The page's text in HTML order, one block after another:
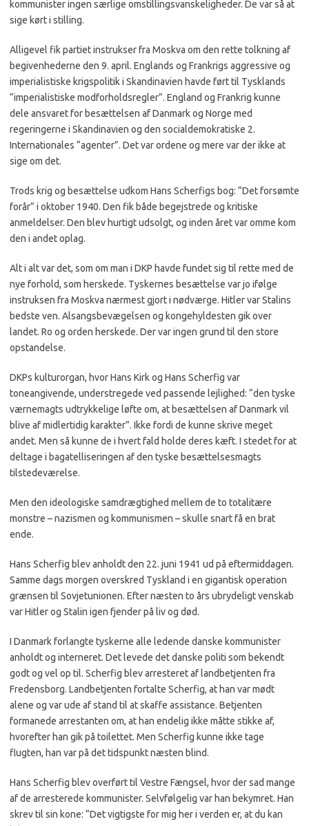
kommunister ingen særlige omstillingsvanskeligheder. De var så at
sige kørt i stilling.
Alligevel fik partiet instrukser fra Moskva om den rette tolkning af
begivenhederne den 9. april. Englands og Frankrigs aggressive og
imperialistiske krigspolitik i Skandinavien havde ført til Tysklands
“imperialistiske modforholdsregler”. England og Frankrig kunne
dele ansvaret for besættelsen af Danmark og Norge med
regeringerne i Skandinavien og den socialdemokratiske 2.
Internationales “agenter”. Det var ordene og mere var der ikke at
sige om det.
Trods krig og besættelse udkom Hans Scherfigs bog: “Det forsømte
forår” i oktober 1940. Den fik både begejstrede og kritiske
anmeldelser. Den blev hurtigt udsolgt, og inden året var omme kom
den i andet oplag.
Alt i alt var det, som om man i DKP havde fundet sig til rette med de
nye forhold, som herskede. Tyskernes besættelse var jo ifølge
instruksen fra Moskva nærmest gjort i nødværge. Hitler var Stalins
bedste ven. Alsangsbevægelsen og kongehyldesten gik over
landet. Ro og orden herskede. Der var ingen grund til den store
opstandelse.
DKPs kulturorgan, hvor Hans Kirk og Hans Scherfig var
toneangivende, understregede ved passende lejlighed: “den tyske
værnemagts udtrykkelige løfte om, at besættelsen af Danmark vil
blive af midlertidig karakter”. Ikke fordi de kunne skrive meget
andet. Men så kunne de i hvert fald holde deres kæft. I stedet for at
deltage i bagatelliseringen af den tyske besættelsesmagts
tilstedeværelse.
Men den ideologiske samdrægtighed mellem de to totalitære
monstre – nazismen og kommunismen – skulle snart få en brat
ende.
Hans Scherfig blev anholdt den 22. juni 1941 ud på eftermiddagen.
Samme dags morgen overskred Tyskland i en gigantisk operation
grænsen til Sovjetunionen. Efter næsten to års ubrydeligt venskab
var Hitler og Stalin igen fjender på liv og død.
I Danmark forlangte tyskerne alle ledende danske kommunister
anholdt og interneret. Det levede det danske politi som bekendt
godt og vel op til. Scherfig blev arresteret af landbetjenten fra
Fredensborg. Landbetjenten fortalte Scherfig, at han var mødt
alene og var ude af stand til at skaffe assistance. Betjenten
formanede arrestanten om, at han endelig ikke måtte stikke af,
hvorefter han gik på toilettet. Men Scherfig kunne ikke tage
flugten, han var på det tidspunkt næsten blind.
Hans Scherfig blev overført til Vestre Fængsel, hvor der sad mange
af de arresterede kommunister. Selvfølgelig var han bekymret. Han
skrev til sin kone: “Det vigtigste for mig her i verden er, at du kan